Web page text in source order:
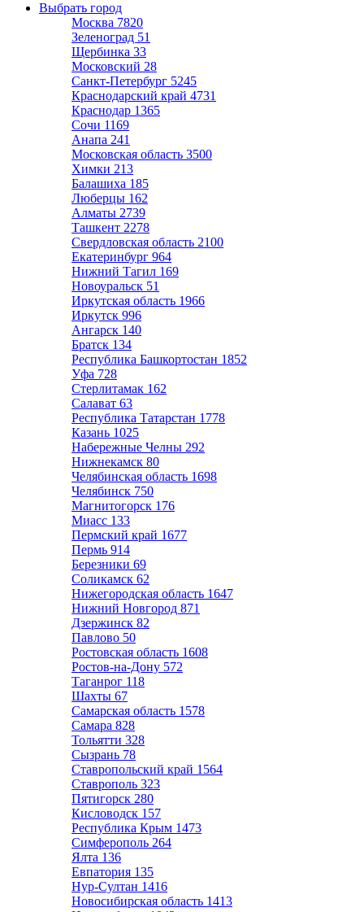
Выбрать город
Москва 7820
Зеленоград 51
Щербинка 33
Московский 28
Санкт-Петербург 5245
Краснодарский край 4731
Краснодар 1365
Сочи 1169
Анапа 241
Московская область 3500
Химки 213
Балашиха 185
Люберцы 162
Алматы 2739
Ташкент 2278
Свердловская область 2100
Екатеринбург 964
Нижний Тагил 169
Новоуральск 51
Иркутская область 1966
Иркутск 996
Ангарск 140
Братск 134
Республика Башкортостан 1852
Уфа 728
Стерлитамак 162
Салават 63
Республика Татарстан 1778
Казань 1025
Набережные Челны 292
Нижнекамск 80
Челябинская область 1698
Челябинск 750
Магнитогорск 176
Миасс 133
Пермский край 1677
Пермь 914
Березники 69
Соликамск 62
Нижегородская область 1647
Нижний Новгород 871
Дзержинск 82
Павлово 50
Ростовская область 1608
Ростов-на-Дону 572
Таганрог 118
Шахты 67
Самарская область 1578
Самара 828
Тольятти 328
Сызрань 78
Ставропольский край 1564
Ставрополь 323
Пятигорск 280
Кисловодск 157
Республика Крым 1473
Симферополь 264
Ялта 136
Евпатория 135
Нур-Султан 1416
Новосибирская область 1413